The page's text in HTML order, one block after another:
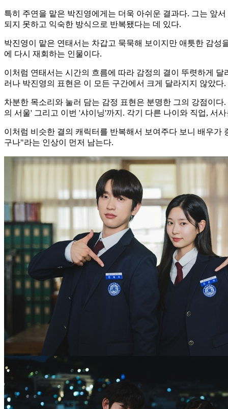
특히 주연을 맡은 박진영에게는 더욱 아쉬운 결과다. 그는 앞
되지 못하고 익숙한 방식으로 반복됐다는 데 있다.
박진영이 맡은 연태서는 차갑고 묵묵해 보이지만 애틋한 감
에 다시 재회하는 인물이다.
이처럼 연태서는 시간의 흐름에 따라 감정의 결이 뚜렷하게
러나 박진영의 표현은 이 모든 구간에서 크게 달라지지 않았다.
차분한 목소리와 눌러 담는 감정 표현은 분명한 그의 강점이
의 서울' 그리고 이번 '샤이닝'까지. 각기 다른 나이와 직업, 서
이처럼 비슷한 결의 캐릭터를 반복해서 보여주다 보니 배우
구나"라는 인상이 먼저 남는다.